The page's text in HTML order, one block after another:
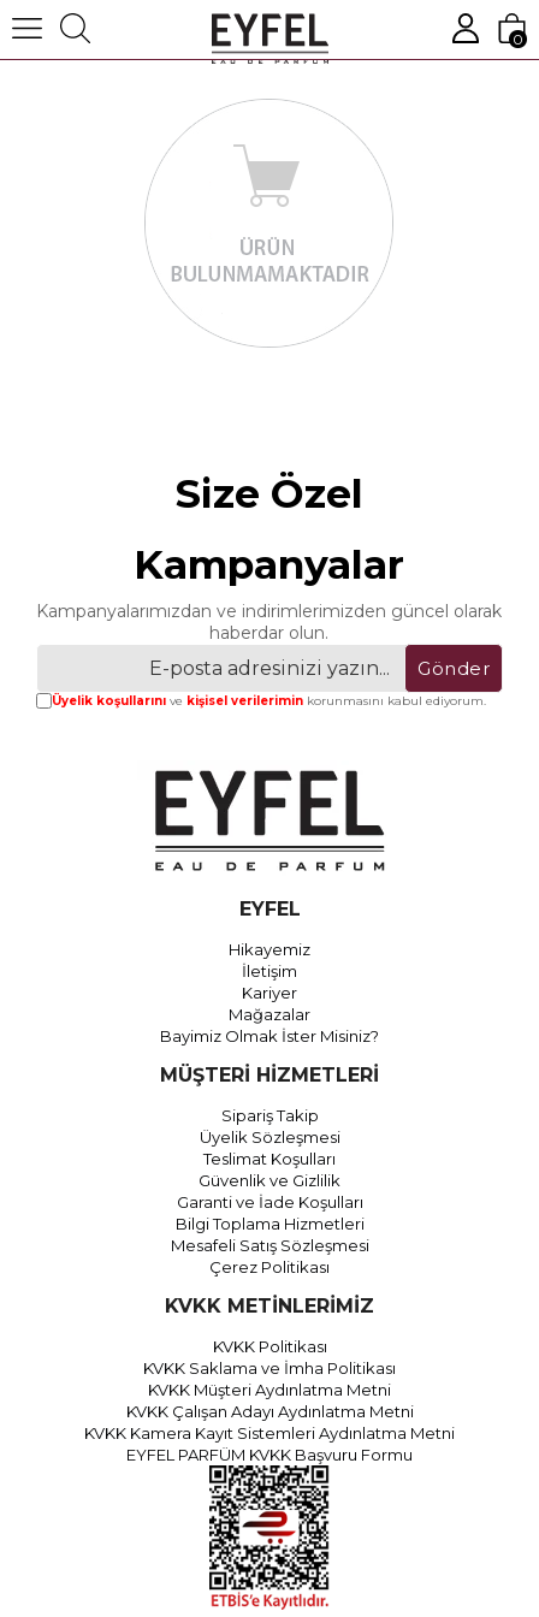
0
Size Özel
Kampanyalar
Kampanyalarımızdan ve indirimlerimizden güncel olarak
haberdar olun.
Gönder
Üyelik koşullarınıve kişisel verileriminkorunmasını kabul ediyorum.
EYFEL
Hikayemiz
İletişim
Kariyer
Mağazalar
Bayimiz Olmak İster Misiniz?
MÜŞTERİ HİZMETLERİ
Sipariş Takip
Üyelik Sözleşmesi
Teslimat Koşulları
Güvenlik ve Gizlilik
Garanti ve İade Koşulları
Bilgi Toplama Hizmetleri
Mesafeli Satış Sözleşmesi
Çerez Politikası
KVKK METİNLERİMİZ
KVKK Politikası
KVKK Saklama ve İmha Politikası
KVKK Müşteri Aydınlatma Metni
KVKK Çalışan Adayı Aydınlatma Metni
KVKK Kamera Kayıt Sistemleri Aydınlatma Metni
EYFEL PARFÜM KVKK Başvuru Formu